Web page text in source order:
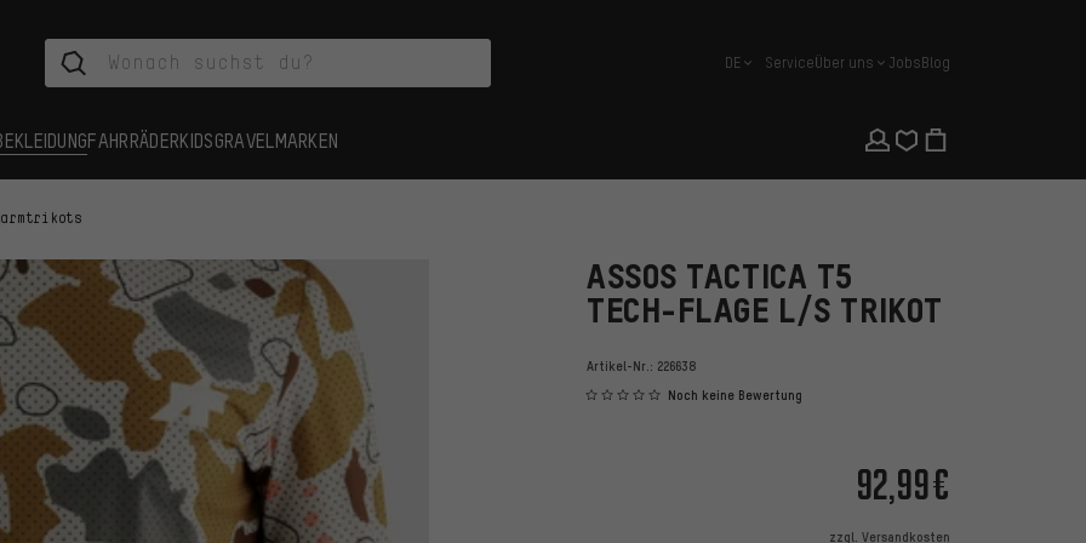
Deutsch
DE ServiceÜber uns JobsBlog
FAHRRÄDERKIDSGRAVEL MARKEN
ASSOS TACTICA T5
TECH-FLAGE L/S TRIKOT
Artikel-Nr.: 226638
Noch keine Bewertung
92,99€
zzgl. Versandkosten